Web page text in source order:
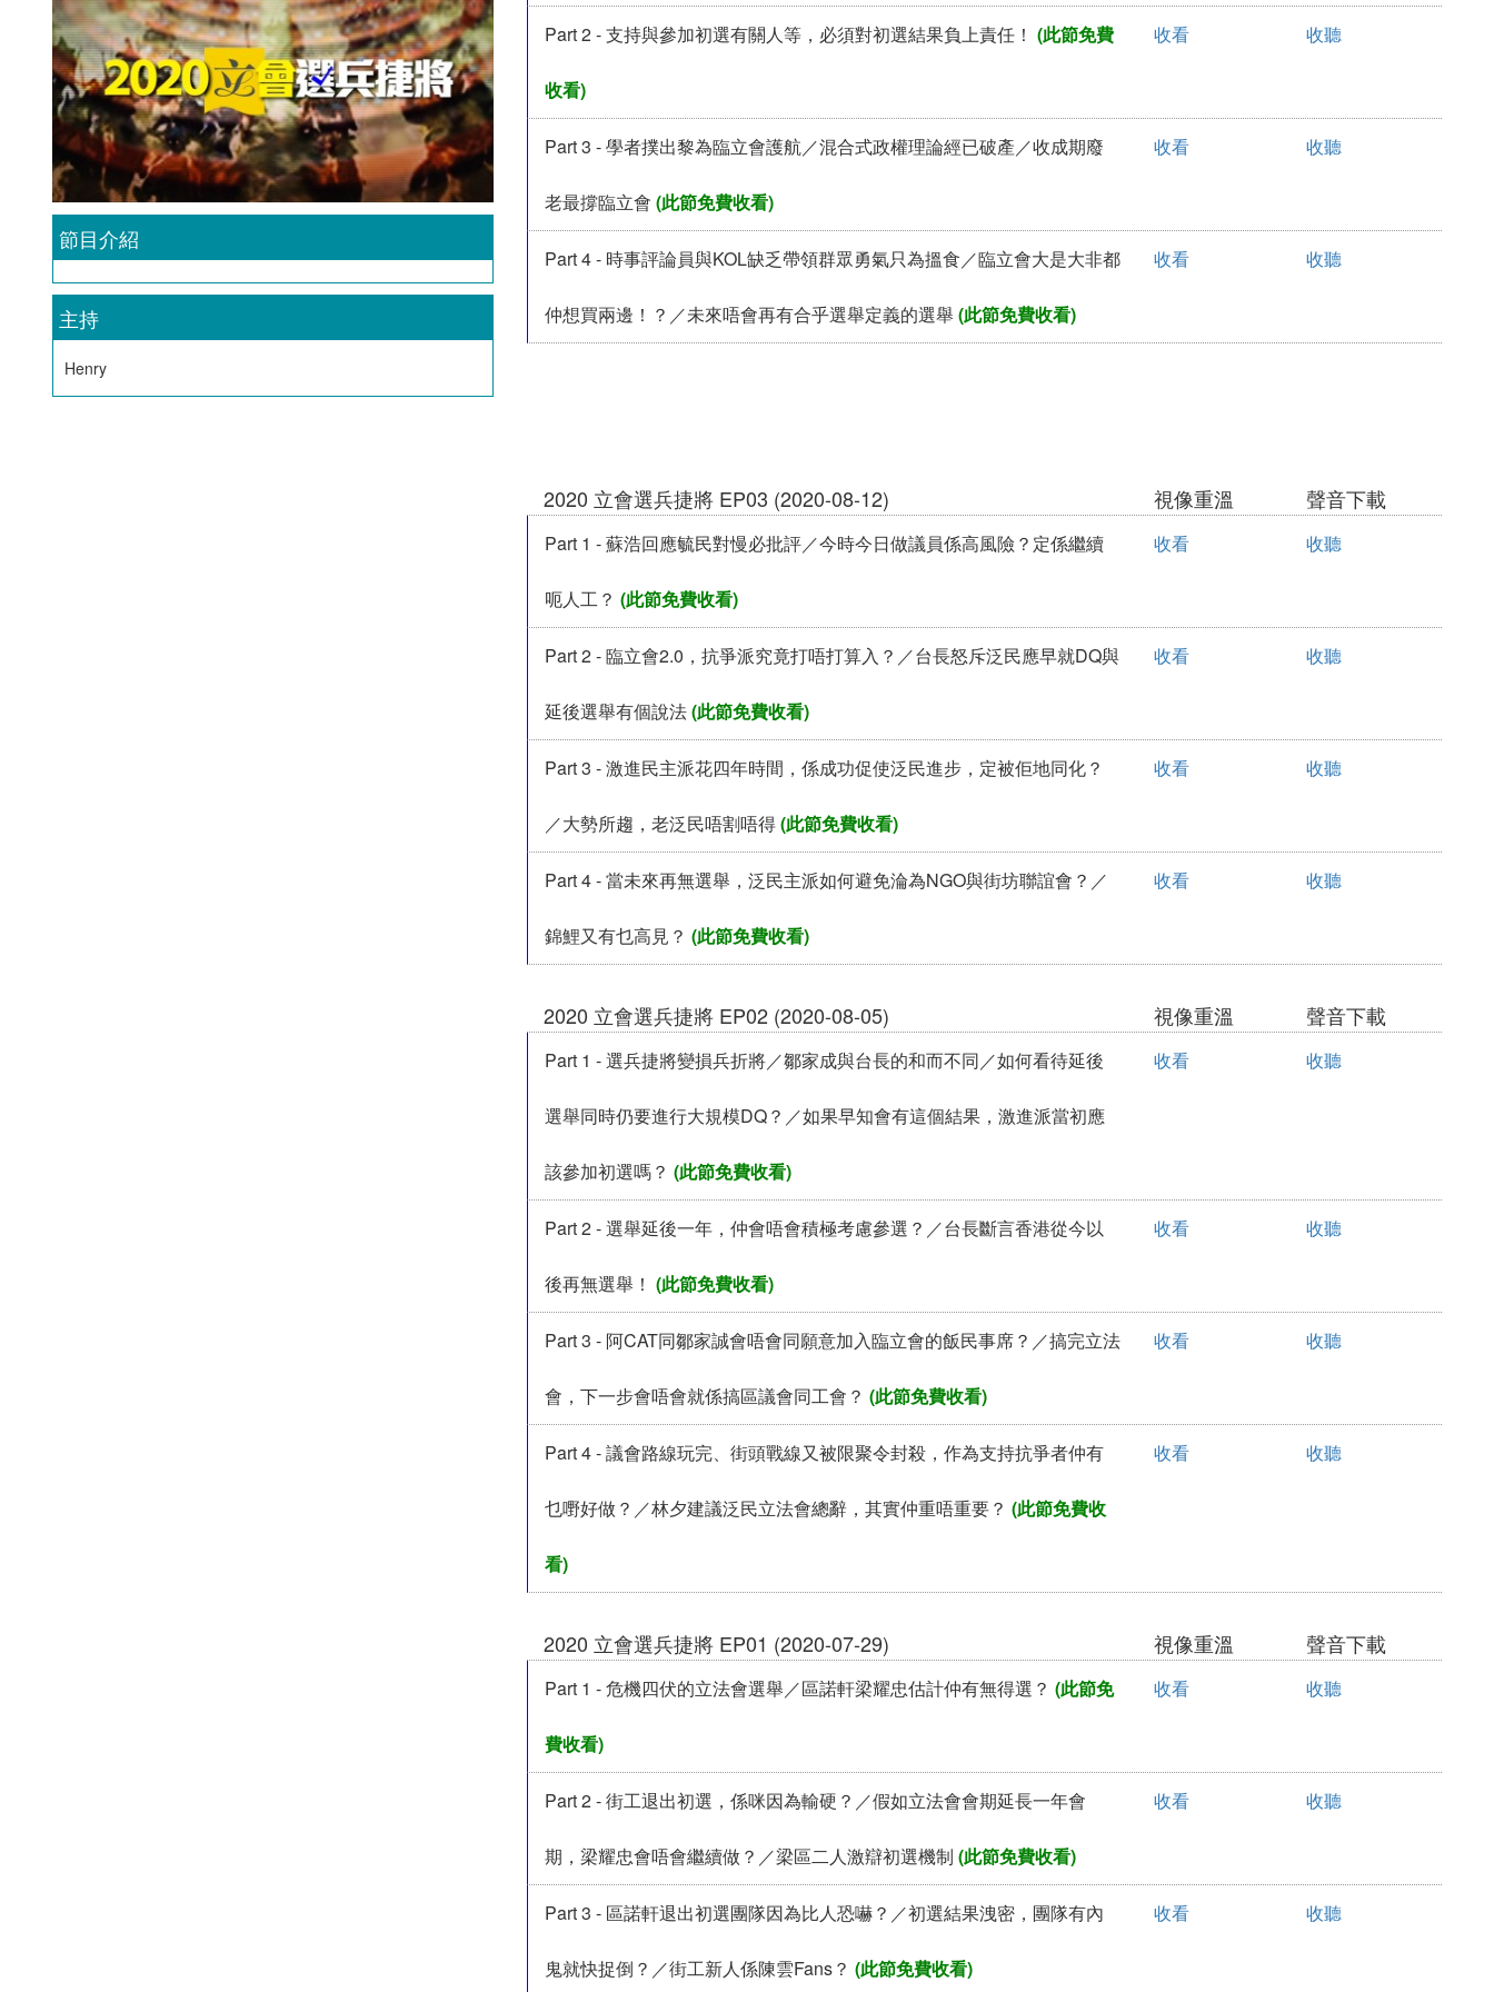
節目介紹
主持
Henry
Part 2 - 支持與參加初選有關人等，必須對初選結果負上責任！ (此節免費
收看)
收看 收聽
Part 3 - 學者撲出黎為臨立會護航／混合式政權理論經已破產／收成期廢
老最撐臨立會 (此節免費收看)
收看 收聽
Part 4 - 時事評論員與KOL缺乏帶領群眾勇氣只為搵食／臨立會大是大非都
仲想買兩邊！？／未來唔會再有合乎選舉定義的選舉 (此節免費收看)
收看 收聽
2020 立會選兵捷將 EP03 (2020-08-12) 視像重溫 聲音下載
Part 1 - 蘇浩回應毓民對慢必批評／今時今日做議員係高風險？定係繼續
呃人工？ (此節免費收看)
收看 收聽
Part 2 - 臨立會2.0，抗爭派究竟打唔打算入？／台長怒斥泛民應早就DQ與
延後選舉有個說法(此節免費收看)
收看 收聽
Part 3 - 激進民主派花四年時間，係成功促使泛民進步，定被佢地同化？
／大勢所趨，老泛民唔割唔得(此節免費收看)
收看 收聽
Part 4 - 當未來再無選舉，泛民主派如何避免淪為NGO與街坊聯誼會？／
錦鯉又有乜高見？ (此節免費收看)
收看 收聽
2020 立會選兵捷將 EP02 (2020-08-05) 視像重溫 聲音下載
Part 1 - 選兵捷將變損兵折將／鄒家成與台長的和而不同／如何看待延後
選舉同時仍要進行大規模DQ？／如果早知會有這個結果，激進派當初應
該參加初選嗎？ (此節免費收看)
收看 收聽
Part 2 - 選舉延後一年，仲會唔會積極考慮參選？／台長斷言香港從今以
後再無選舉！ (此節免費收看)
收看 收聽
Part 3 - 阿CAT同鄒家誠會唔會同願意加入臨立會的飯民事席？／搞完立法
會，下一步會唔會就係搞區議會同工會？ (此節免費收看)
收看 收聽
Part 4 - 議會路線玩完、街頭戰線又被限聚令封殺，作為支持抗爭者仲有
乜嘢好做？／林夕建議泛民立法會總辭，其實仲重唔重要？ (此節免費收
看)
收看 收聽
2020 立會選兵捷將 EP01 (2020-07-29) 視像重溫 聲音下載
Part 1 - 危機四伏的立法會選舉／區諾軒梁耀忠估計仲有無得選？ (此節免
費收看)
收看 收聽
Part 2 - 街工退出初選，係咪因為輸硬？／假如立法會會期延長一年會
期，梁耀忠會唔會繼續做？／梁區二人激辯初選機制 (此節免費收看)
收看 收聽
Part 3 - 區諾軒退出初選團隊因為比人恐嚇？／初選結果洩密，團隊有內
鬼就快捉倒？／街工新人係陳雲Fans？ (此節免費收看)
收看 收聽